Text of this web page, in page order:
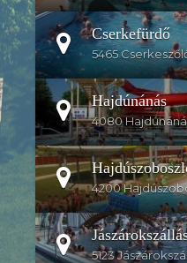
Cserkefürdő
5465
Hajdúnánás
4080
4200
5123